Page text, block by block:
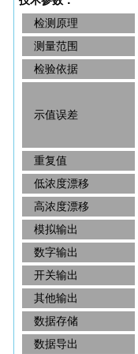
检测原理
测量范围
检验依据
示值误差
重复值
低浓度漂移
高浓度漂移
模拟输出
数字输出
开关输出
其他输出
数据存储
数据导出